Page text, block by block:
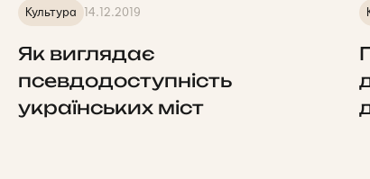
Культура 14.12.2019
Як виглядає
псевдодоступність
українських міст